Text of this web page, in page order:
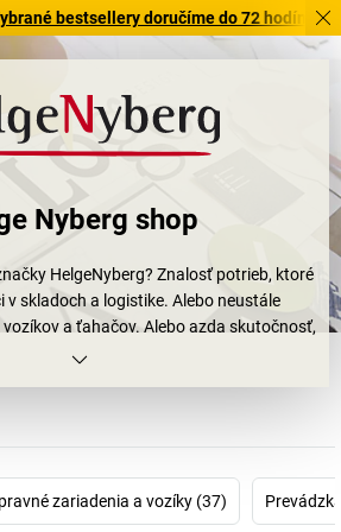
doručíme do 72 hodín. Objavte
Nyberg shop
HelgeNyberg? Znalosť potrieb, ktoré
v skladoch a logistike. Alebo neustále
a ťahačov. Alebo azda skutočnosť,
sám kedysi jej najlepším zákazníkom.
je toho dôkazom. Medzičasom sa
s rebríkom a odkladacou priehradkou
zariadenia a vozíky (37)